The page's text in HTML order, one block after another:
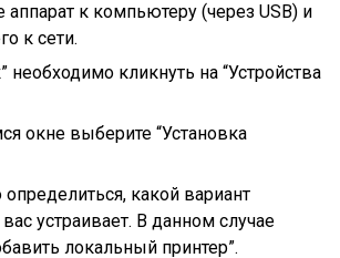
аппарат к компьютеру (через USB) и
к сети.
необходимо кликнуть на “Устройства
окне выберите “Установка
какой вариант
устраивает. В данном случае
локальный принтер”.